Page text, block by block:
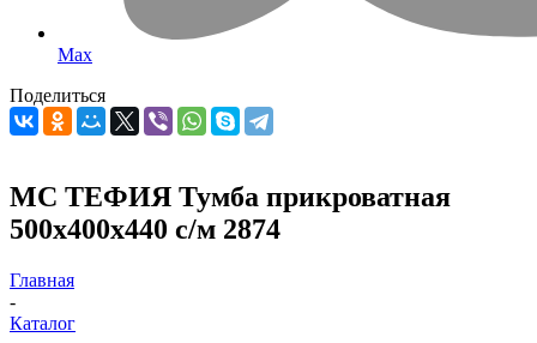
Max
Поделиться
МС ТЕФИЯ Тумба прикроватная
500х400х440 с/м 2874
Главная
-
Каталог